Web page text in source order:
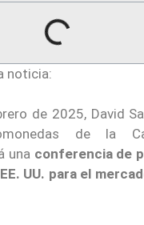
noticia:
de 2025, David
de la
una conferencia de
UU. para el